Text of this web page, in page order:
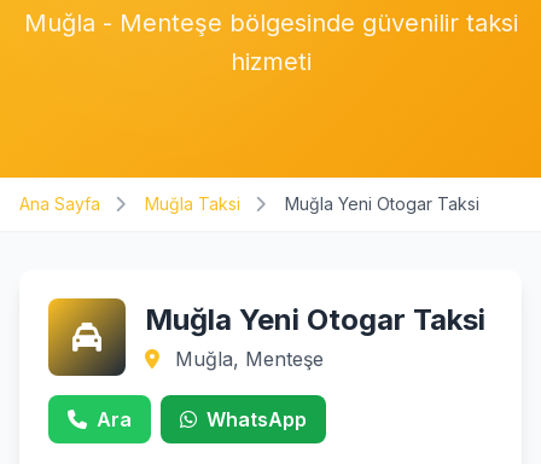
Muğla - Menteşe bölgesinde güvenilir taksi
hizmeti
Ana Sayfa Muğla Taksi Muğla Yeni Otogar Taksi
Muğla Yeni Otogar Taksi
Muğla, Menteşe
Ara WhatsApp